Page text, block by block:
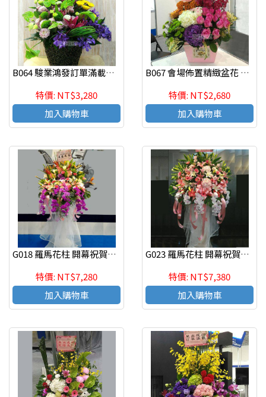
B064 駿業鴻發訂單滿載精緻盆花 慶祝榮陞、開幕喬遷、參展成功
特價: NT$3,280
加入購物車
B067 會場佈置精緻盆花 慶祝榮陞、開幕喬遷、參展成功
特價: NT$2,680
加入購物車
G018 羅馬花柱 開幕祝賀高架花籃、開幕藝術花籃
特價: NT$7,280
加入購物車
G023 羅馬花柱 開幕祝賀高架花籃、開幕藝術花籃
特價: NT$7,380
加入購物車